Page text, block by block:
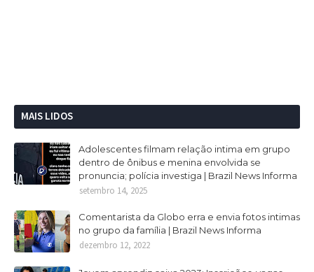
MAIS LIDOS
Adolescentes filmam relação intima em grupo
dentro de ônibus e menina envolvida se
pronuncia; polícia investiga | Brazil News Informa
setembro 14, 2025
Comentarista da Globo erra e envia fotos intimas
no grupo da família | Brazil News Informa
dezembro 12, 2022